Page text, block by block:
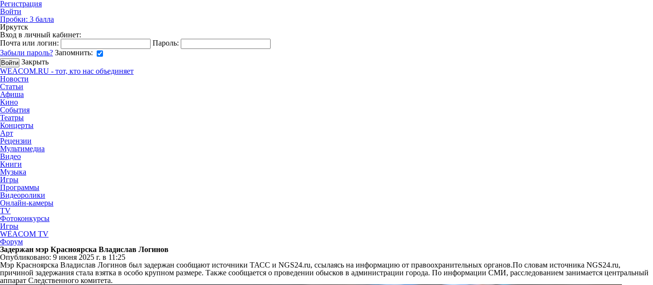
Регистрация
Войти
Пробки: 3 балла
Иркутск
Вход в личный кабинет:
Почта или логин:
Пароль:
Забыли пароль? Запомнить:
Закрыть
WEACOM.RU - тот, кто нас объединяет
Новости
Статьи
Афиша
Кино
События
Театры
Концерты
Арт
Рецензии
Мультимедиа
Видео
Книги
Музыка
Игры
Программы
Видеоролики
Онлайн-камеры
TV
Фотоконкурсы
Игры
WEACOM TV
Форум
Задержан мэр Красноярска Владислав Логинов
Опубликовано: 9 июня 2025 г. в 11:25
Мэр Красноярска Владислав Логинов был задержан сообщают источники ТАСС и NGS24.ru, ссылаясь на информацию от правоохранительных органов.По словам источника NGS24.ru,
причиной задержания стала взятка в особо крупном размере. Также сообщается о проведении обысков в администрации города. По информации СМИ, расследованием занимается центральный
аппарат Следственного комитета.